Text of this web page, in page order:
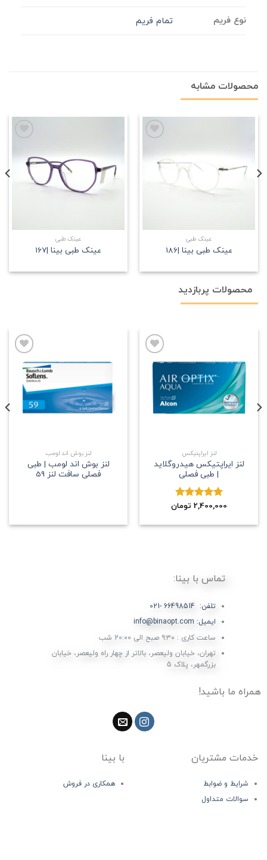
نوع فریم تمام فریم
محصولات مشابه
علاقه
مندی
عینک طبی
عینک طبی بینا |186
علاقه
مندی
عینک طبی
عینک طبی بینا |167
محصولات پربازدید
مندی
لنز ایراپتیکس
لنز ایراپتیکس هیدروگلاید
| طبی فصلی
نمره5.002,400,000 تومان
علاقه
مندی
لنز بوش اند لومب
لنز بوش اند لومب | طبی
فصلی سافت لنز 59
تماس با بینا:
تلفن: 66498514 -021
ایمیل: info@binaopt.com
ساعت کاری : ۹:۳۰ صبح الی 20:00 شب
تهران، خیابان ولیعصر، بالاتر از چهار راه ولیعصر، خیابان
بزرگمهر، پلاک 5
همراه ما باشید!
خدمات مشتریان
شرایط و ضوابط
سوالات متداول
با بینا
همکاری در فروش